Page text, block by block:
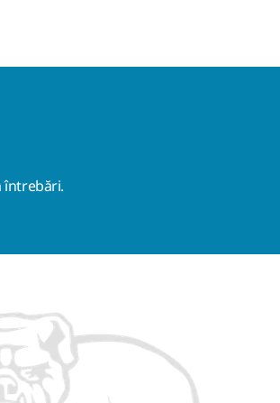
întrebări.